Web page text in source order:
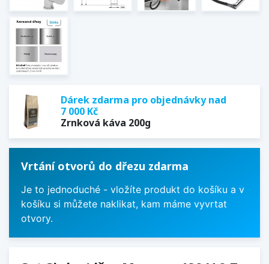
Dárek zdarma pro objednávky nad
7 000 Kč
Zrnková káva 200g
Vrtání otvorů do dřezu zdarma
Je to jednoduché - vložíte produkt do košíku a v
košíku si můžete naklikat, kam máme vyvrtat
otvory.